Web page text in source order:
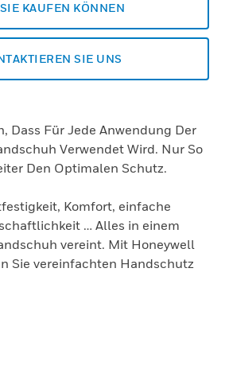
KAUFEN KÖNNEN
SIE UNS
Dass Für Jede Anwendung Der
Verwendet Wird. Nur So
Den Optimalen Schutz.
Komfort, einfache
… Alles in einem
vereint. Mit Honeywell
Sie vereinfachten Handschutz